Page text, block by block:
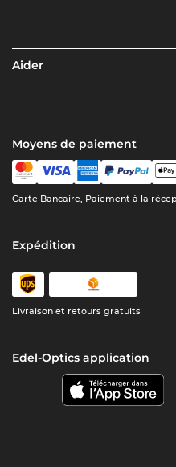
Aider
Moyens de paiement
Carte Bancaire, Paiement à la
Expédition
Livraison et retours gratuits
Edel-Optics application